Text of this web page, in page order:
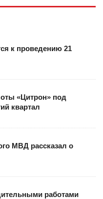
к проведению 21
«Цитрон» под
квартал
МВД рассказал о
работами